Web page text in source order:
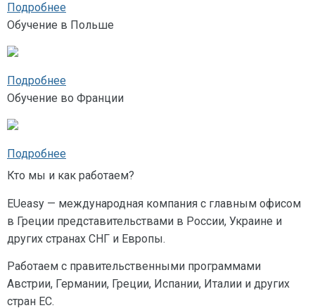
Подробнее
Обучение в Польше
Подробнее
Обучение во Франции
Подробнее
Кто мы и как работаем?
EUeasy — международная компания с главным офисом
в Греции представительствами в России, Украине и
других странах СНГ и Европы.
Работаем с правительственными программами
Австрии, Германии, Греции, Испании, Италии и других
стран ЕС.